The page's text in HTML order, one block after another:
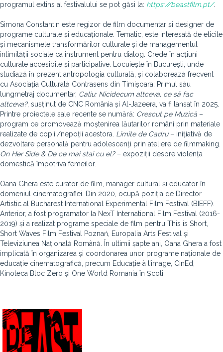
programul extins al festivalului se pot găsi la: https://beastfilm.pt/.
Simona Constantin este regizor de film documentar și designer de
programe culturale și educaționale. Tematic, este interesată de eticile
și mecanismele transformărilor culturale și de managementul
intimității sociale ca instrument pentru dialog. Crede în acțiuni
culturale accesibile și participative. Locuiește în București, unde
studiază în prezent antropologia culturală, și colaborează frecvent
cu Asociația Culturală Contrasens din Timișoara. Primul său
lungmetraj documentar, Caliu: Nicidecum altceva, ce să fac
altceva?, susținut de CNC România și Al-Jazeera, va fi lansat în 2025.
Printre proiectele sale recente se numără: Crescut pe Muzică –
program ce promovează moștenirea lăutarilor români prin materiale
realizate de copiii/nepoții acestora. Limite de Cadru– inițiativă de
dezvoltare personală pentru adolescenți prin ateliere de filmmaking.
On Her Side & De ce mai stai cu el?– expoziții despre violența
domestică împotriva femeilor.
Oana Ghera este curator de film, manager cultural și educator în
domeniul cinematografiei. Din 2020, ocupă poziția de Director
Artistic al Bucharest International Experimental Film Festival (BIEFF).
Anterior, a fost programator la NexT International Film Festival (2016-
2019) și a realizat programe speciale de film pentru This is Short,
Short Waves Film Festival Poznań, Europalia Arts Festival și
Televiziunea Națională Română. În ultimii șapte ani, Oana Ghera a fost
implicată în organizarea și coordonarea unor programe naționale de
educație cinematografică, precum Educație à l’image, CinEd,
Kinoteca Bloc Zero și One World Romania în Școli.